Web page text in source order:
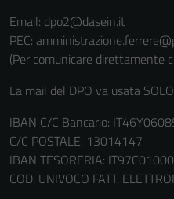
Email: dpo2@dasein.it
PEC:
(Per comunicare direttamente
La mail del DPO va usata
IBAN C/C Bancario:
C/C POSTALE: 13014147
IBAN TESORERIA:
COD. UNIVOCO FATT.